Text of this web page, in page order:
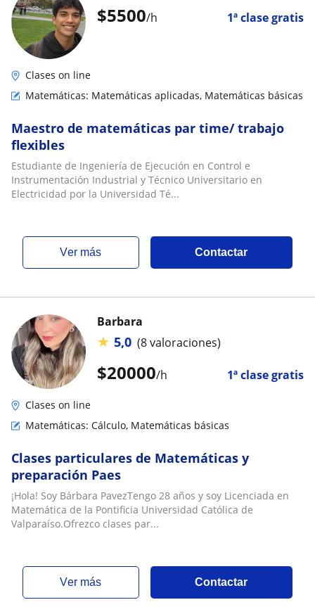
$5500/h 1ª clase gratis
Clases on line
Matemáticas: Matemáticas aplicadas, Matemáticas básicas
Maestro de matemáticas par time/ trabajo
flexibles
Estudiante de Ingeniería de Ejecución en Control e
Instrumentación Industrial y Técnico Universitario en
Electricidad por la Universidad Té...
ver más Contactar
$20000/h 1ª clase gratis
Barbara
★ 5,0 (8 valoraciones)
Clases on line
Matemáticas: Cálculo, Matemáticas básicas
Clases particulares de Matemáticas y
preparación Paes
¡Hola! Soy Bárbara PavezTengo 28 años y soy Licenciada en
Matemática de la Pontificia Universidad Católica de
Valparaíso.Ofrezco clases par...
ver más Contactar